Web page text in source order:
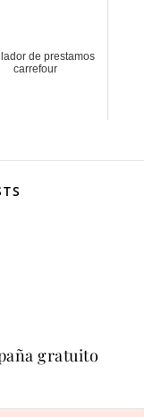
de prestamos
carrefour
gratuito